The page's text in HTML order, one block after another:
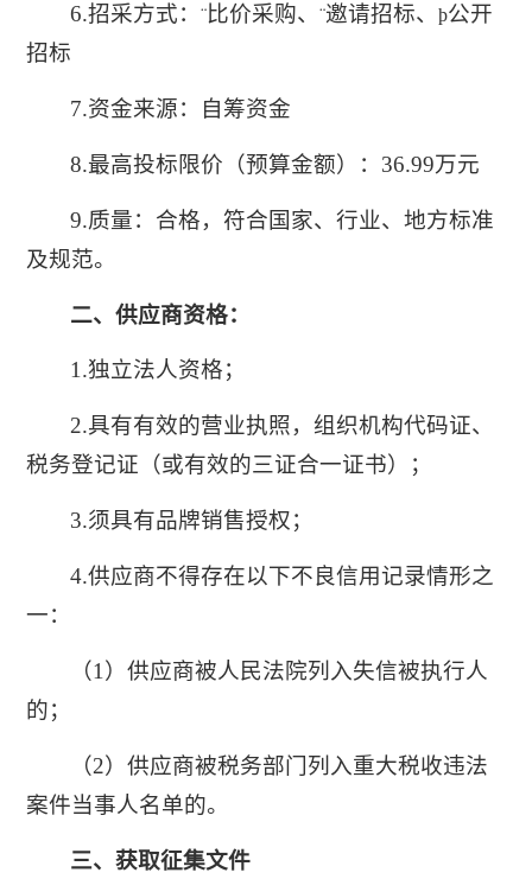
6.招采方式：¨比价采购、¨邀请招标、þ公开
招标
7.资金来源：自筹资金
8.最高投标限价（预算金额）：36.99万元
9.质量：合格，符合国家、行业、地方标准
及规范。
二、供应商资格：
1.独立法人资格；
2.具有有效的营业执照，组织机构代码证、
税务登记证（或有效的三证合一证书）；
3.须具有品牌销售授权；
4.供应商不得存在以下不良信用记录情形之
一：
（1）供应商被人民法院列入失信被执行人
的；
（2）供应商被税务部门列入重大税收违法
案件当事人名单的。
三、获取征集文件